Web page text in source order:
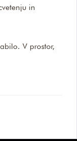
in
V prostor,